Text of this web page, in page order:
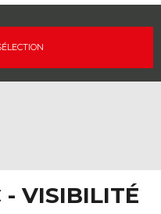
- VISIBILITÉ